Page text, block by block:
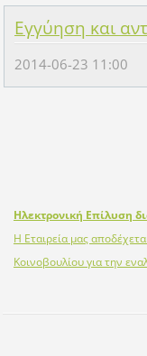
Εγγύηση και
2014-06-23 11:00
Ηλεκτρονική Επίλυση
Η Εταιρεία μας
Κοινοβουλίου για την